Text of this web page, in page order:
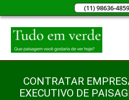
(11) 98636-4859
CONTRATAR
EXECUTIVO DE